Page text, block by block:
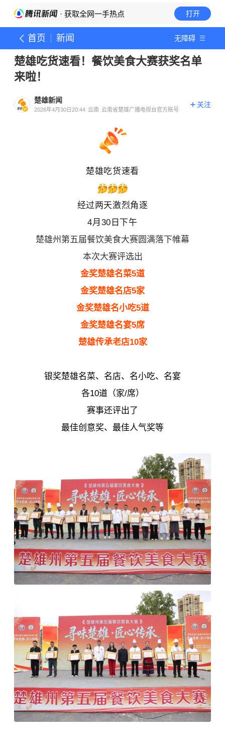
· 获取全网一手热点 打开
首页 新闻 无障碍
楚雄吃货速看！餐饮美食大赛获奖名单
来啦！
楚雄新闻
2026年4月30日20:44 云南 云南省楚雄广播电视台官方账号
关注
楚雄吃货速看
经过两天激烈角逐
4月30日下午
楚雄州第五届餐饮美食大赛圆满落下帷幕
本次大赛评选出
金奖楚雄名菜5道
金奖楚雄名店5家
金奖楚雄名小吃5道
金奖楚雄名宴5席
楚雄传承老店10家
银奖楚雄名菜、名店、名小吃、名宴
各10道（家/席）
赛事还评出了
最佳创意奖、最佳人气奖等